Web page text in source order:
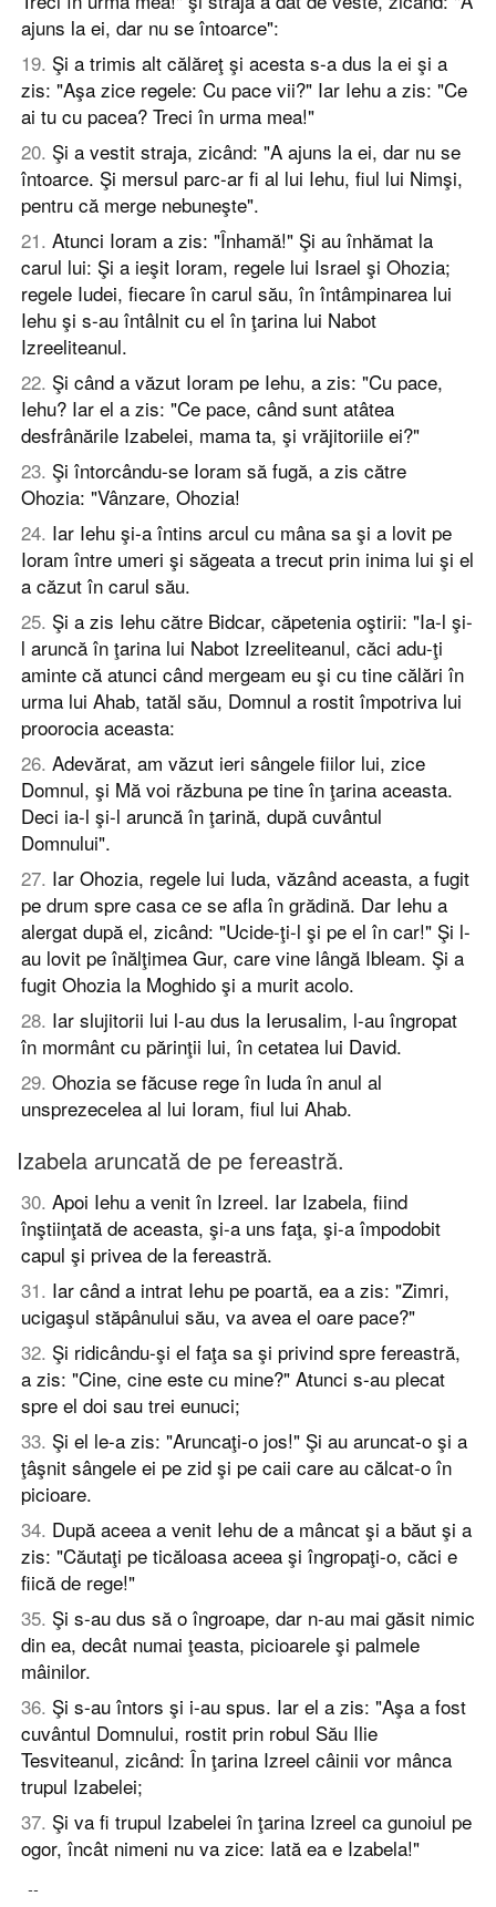
ajuns la ei, dar nu se întoarce":
19. Şi a trimis alt călăreţ şi acesta s-a dus la ei şi a
zis: "Aşa zice regele: Cu pace vii?" Iar Iehu a zis: "Ce
ai tu cu pacea? Treci în urma mea!"
20. Şi a vestit straja, zicând: "A ajuns la ei, dar nu se
întoarce. Şi mersul parc-ar fi al lui Iehu, fiul lui Nimşi,
pentru că merge nebuneşte".
21. Atunci Ioram a zis: "Înhamă!" Şi au înhămat la
carul lui: Şi a ieşit Ioram, regele lui Israel şi Ohozia;
regele Iudei, fiecare în carul său, în întâmpinarea lui
Iehu şi s-au întâlnit cu el în ţarina lui Nabot
Izreeliteanul.
22. Şi când a văzut Ioram pe Iehu, a zis: "Cu pace,
Iehu? Iar el a zis: "Ce pace, când sunt atâtea
desfrânările Izabelei, mama ta, şi vrăjitoriile ei?"
23. Şi întorcându-se Ioram să fugă, a zis către
Ohozia: "Vânzare, Ohozia!
24. Iar Iehu şi-a întins arcul cu mâna sa şi a lovit pe
Ioram între umeri şi săgeata a trecut prin inima lui şi el
a căzut în carul său.
25. Şi a zis Iehu către Bidcar, căpetenia oştirii: "Ia-l şi-
l aruncă în ţarina lui Nabot Izreeliteanul, căci adu-ţi
aminte că atunci când mergeam eu şi cu tine călări în
urma lui Ahab, tatăl său, Domnul a rostit împotriva lui
proorocia aceasta:
26. Adevărat, am văzut ieri sângele fiilor lui, zice
Domnul, şi Mă voi răzbuna pe tine în ţarina aceasta.
Deci ia-l şi-l aruncă în ţarină, după cuvântul
Domnului".
27. Iar Ohozia, regele lui Iuda, văzând aceasta, a fugit
pe drum spre casa ce se afla în grădină. Dar Iehu a
alergat după el, zicând: "Ucide-ţi-l şi pe el în car!" Şi l-
au lovit pe înălţimea Gur, care vine lângă Ibleam. Şi a
fugit Ohozia la Moghido şi a murit acolo.
28. Iar slujitorii lui l-au dus la Ierusalim, l-au îngropat
în mormânt cu părinţii lui, în cetatea lui David.
29. Ohozia se făcuse rege în Iuda în anul al
unsprezecelea al lui Ioram, fiul lui Ahab.
Izabela aruncată de pe fereastră.
30. Apoi Iehu a venit în Izreel. Iar Izabela, fiind
înştiinţată de aceasta, şi-a uns faţa, şi-a împodobit
capul şi privea de la fereastră.
31. Iar când a intrat Iehu pe poartă, ea a zis: "Zimri,
ucigaşul stăpânului său, va avea el oare pace?"
32. Şi ridicându-şi el faţa sa şi privind spre fereastră,
a zis: "Cine, cine este cu mine?" Atunci s-au plecat
spre el doi sau trei eunuci;
33. Şi el le-a zis: "Aruncaţi-o jos!" Şi au aruncat-o şi a
ţâşnit sângele ei pe zid şi pe caii care au călcat-o în
picioare.
34. După aceea a venit Iehu de a mâncat şi a băut şi a
zis: "Căutaţi pe ticăloasa aceea şi îngropaţi-o, căci e
fiică de rege!"
35. Şi s-au dus să o îngroape, dar n-au mai găsit nimic
din ea, decât numai ţeasta, picioarele şi palmele
mâinilor.
36. Şi s-au întors şi i-au spus. Iar el a zis: "Aşa a fost
cuvântul Domnului, rostit prin robul Său Ilie
Tesviteanul, zicând: În ţarina Izreel câinii vor mânca
trupul Izabelei;
37. Şi va fi trupul Izabelei în ţarina Izreel ca gunoiul pe
ogor, încât nimeni nu va zice: Iată ea e Izabela!"
--